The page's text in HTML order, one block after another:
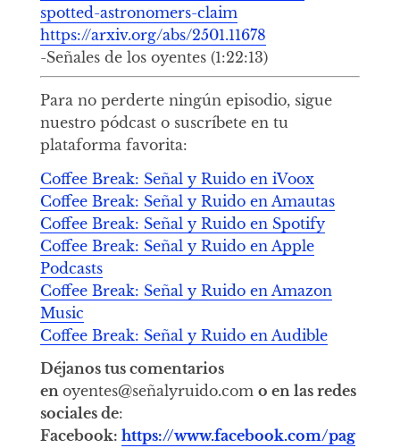
spotted-astronomers-claim
https://arxiv.org/abs/2501.11678
-Señales de los oyentes (1:22:13)
Para no perderte ningún episodio, sigue
nuestro pódcast o suscríbete en tu
plataforma favorita:
Coffee Break: Señal y Ruido en iVoox
Coffee Break: Señal y Ruido en Amautas
Coffee Break: Señal y Ruido en Spotify
Coffee Break: Señal y Ruido en Apple
Podcasts
Coffee Break: Señal y Ruido en Amazon
Music
Coffee Break: Señal y Ruido en Audible
Déjanos tus comentarios
en oyentes@señalyruido.com o en las redes
sociales de:
Facebook: https://www.facebook.com/pag